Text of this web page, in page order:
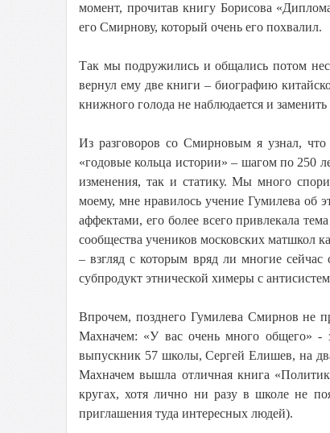
момент, прочитав книгу Борисова
его Смирнову, который очень его похвалил.
Так мы подружились и общались потом
вернул ему две книги – биографию
книжного голода не наблюдается и
Из разговоров со Смирновым я узнал,
«годовые кольца истории» – шагом по 250
изменения, так и статику. Мы много
моему, мне нравилось учение Гумилева об
аффектами, его более всего привлекала
сообщества учеников московских матшкол
– взгляд с которым вряд ли многие
субпродукт этнической химеры с
Впрочем, позднего Гумилева Смирнов не
Махначем: «У вас очень много общего» -
выпускник 57 школы, Сергей Елишев, на
Махначем вышла отличная книга
кругах, хотя лично ни разу в школе не
приглашения туда интересных людей).